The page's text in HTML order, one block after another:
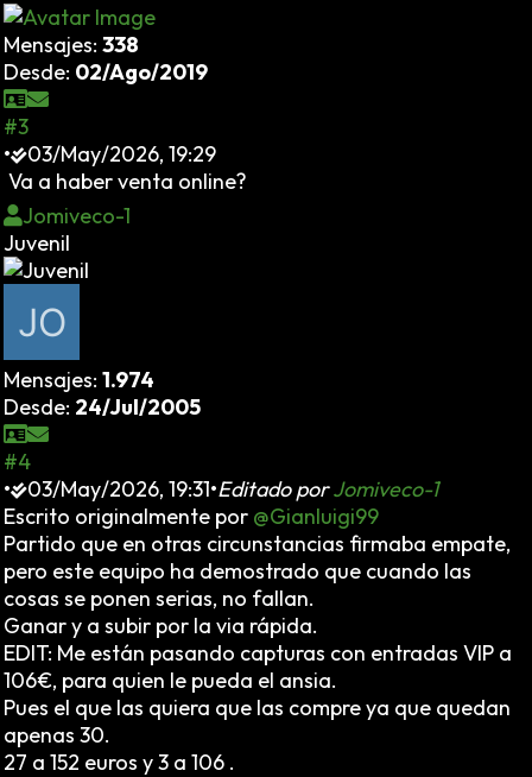
Mensajes: 338
Desde: 02/Ago/2019
#3
•
03/May/2026, 19:29
Va a haber venta online?
Jomiveco-1
Juvenil
Mensajes: 1.974
Desde: 24/Jul/2005
#4
•
03/May/2026, 19:31•Editado porJomiveco-1
Escrito originalmente por @Gianluigi99
Partido que en otras circunstancias firmaba empate,
pero este equipo ha demostrado que cuando las
cosas se ponen serias, no fallan.
Ganar y a subir por la via rápida.
EDIT: Me están pasando capturas con entradas VIP a
106€, para quien le pueda el ansia.
Pues el que las quiera que las compre ya que quedan
apenas 30.
27 a 152 euros y 3 a 106 .